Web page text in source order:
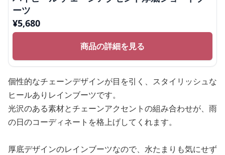
ーツ
¥5,680
商品の詳細を見る
個性的なチェーンデザインが目を引く、スタイリッシュな
ヒールありレインブーツです。
光沢のある素材とチェーンアクセントの組み合わせが、雨
の日のコーディネートを格上げしてくれます。
厚底デザインのレインブーツなので、水たまりも気にせず